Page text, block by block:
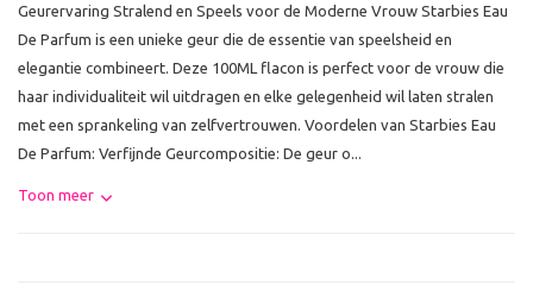
Geurervaring Stralend en Speels voor de Moderne Vrouw Starbies Eau
De Parfum is een unieke geur die de essentie van speelsheid en
elegantie combineert. Deze 100ML flacon is perfect voor de vrouw die
haar individualiteit wil uitdragen en elke gelegenheid wil laten stralen
met een sprankeling van zelfvertrouwen. Voordelen van Starbies Eau
De Parfum: Verfijnde Geurcompositie: De geur o...
Toon meer